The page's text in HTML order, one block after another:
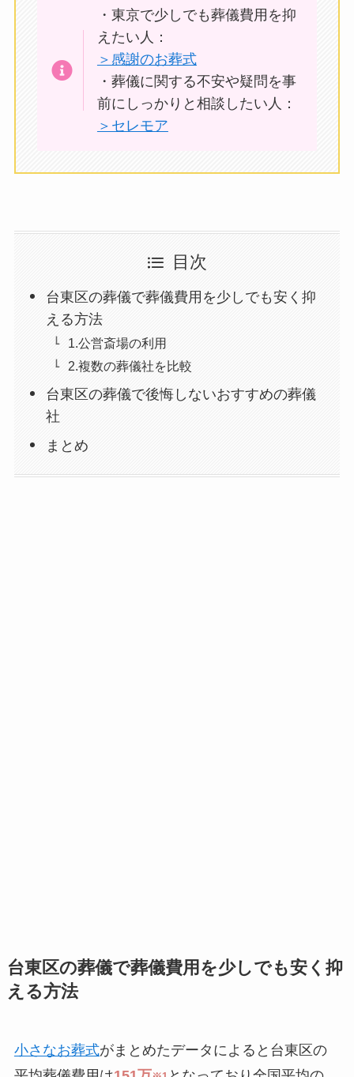
・東京で少しでも葬儀費用を抑
えたい人：
＞感謝のお葬式
・葬儀に関する不安や疑問を事
前にしっかりと相談したい人：
＞セレモア
目次
台東区の葬儀で葬儀費用を少しでも安く抑
える方法
1.公営斎場の利用
2.複数の葬儀社を比較
台東区の葬儀で後悔しないおすすめの葬儀
社
まとめ
台東区の葬儀で葬儀費用を少しでも安く抑
える方法
小さなお葬式がまとめたデータによると台東区の